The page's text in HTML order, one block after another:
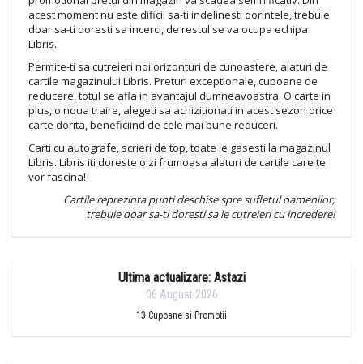
acest moment nu este dificil sa-ti indelinesti dorintele, trebuie
doar sa-ti doresti sa incerci, de restul se va ocupa echipa
Libris.
Permite-ti sa cutreieri noi orizonturi de cunoastere, alaturi de
cartile magazinului Libris. Preturi exceptionale, cupoane de
reducere, totul se afla in avantajul dumneavoastra. O carte in
plus, o noua traire, alegeti sa achizitionati in acest sezon orice
carte dorita, beneficiind de cele mai bune reduceri.
Carti cu autografe, scrieri de top, toate le gasesti la magazinul
Libris. Libris iti doreste o zi frumoasa alaturi de cartile care te
vor fascina!
Cartile reprezinta punti deschise spre sufletul oamenilor,
trebuie doar sa-ti doresti sa le cutreieri cu incredere!
Ultima actualizare: Astazi
06 August 2026
13 Cupoane si Promotii